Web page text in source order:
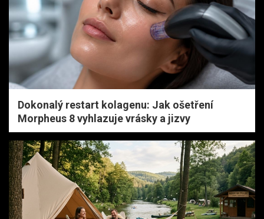
Dokonalý restart kolagenu: Jak ošetření
Morpheus 8 vyhlazuje vrásky a jizvy